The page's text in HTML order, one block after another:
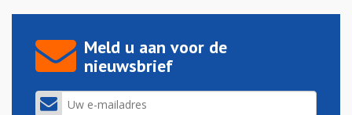
Meld u aan voor de
nieuwsbrief